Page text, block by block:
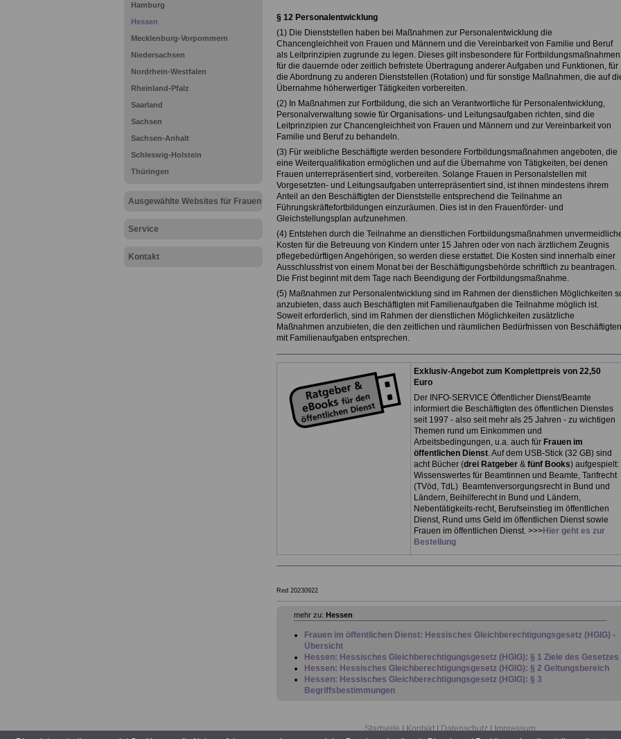
Hamburg
Hessen
Mecklenburg-Vorpommern
Niedersachsen
Nordrhein-Westfalen
Rheinland-Pfalz
Saarland
Sachsen
Sachsen-Anhalt
Schleswig-Holstein
Thüringen
Ausgewählte Websites für Frauen
Service
Kontakt
§ 12 Personalentwicklung
(1) Die Dienststellen haben bei Maßnahmen zur Personalentwicklung die
Chancengleichheit von Frauen und Männern und die Vereinbarkeit von Familie und Beruf
als Leitprinzipien zugrunde zu legen. Dieses gilt insbesondere für
für die dauernde oder zeitlich befristete Übertragung anderer Aufgaben und Funktionen, für
die Abordnung zu anderen Dienststellen (Rotation) und für sonstige Maßnahmen, die auf
Übernahme höherwertiger Tätigkeiten vorbereiten.
(2) In Maßnahmen zur Fortbildung, die sich an Verantwortliche für Personalentwicklung,
Personalverwaltung sowie für Organisations- und Leitungsaufgaben richten, sind die
Leitprinzipien zur Chancengleichheit von Frauen und Männern und zur Vereinbarkeit von
Familie und Beruf zu behandeln.
(3) Für weibliche Beschäftigte werden besondere Fortbildungsmaßnahmen angeboten, die
eine Weiterqualifikation ermöglichen und auf die Übernahme von Tätigkeiten, bei denen
Frauen unterrepräsentiert sind, vorbereiten. Solange Frauen in Personalstellen mit
Vorgesetzten- und Leitungsaufgaben unterrepräsentiert sind, ist ihnen mindestens ihrem
Anteil an den Beschäftigten der Dienststelle entsprechend die Teilnahme an
Führungskräftefortbildungen einzuräumen. Dies ist in den Frauenförder- und
Gleichstellungsplan aufzunehmen.
(4) Entstehen durch die Teilnahme an dienstlichen Fortbildungsmaßnahmen
Kosten für die Betreuung von Kindern unter 15 Jahren oder von nach ärztlichem Zeugnis
pflegebedürftigen Angehörigen, so werden diese erstattet. Die Kosten sind innerhalb einer
Ausschlussfrist von einem Monat bei der Beschäftigungsbehörde schriftlich zu beantragen.
Die Frist beginnt mit dem Tage nach Beendigung der Fortbildungsmaßnahme.
(5) Maßnahmen zur Personalentwicklung sind im Rahmen der dienstlichen Möglichkeiten
anzubieten, dass auch Beschäftigten mit Familienaufgaben die Teilnahme möglich ist.
Soweit erforderlich, sind im Rahmen der dienstlichen Möglichkeiten zusätzliche
Maßnahmen anzubieten, die den zeitlichen und räumlichen Bedürfnissen von Beschäftigten
mit Familienaufgaben entsprechen.
Exklusiv-Angebot zum Komplettpreis von 22,50
Euro
Der INFO-SERVICE Öffentlicher Dienst/Beamte
informiert die Beschäftigten des öffentlichen Dienstes
seit 1997 - also seit mehr als 25 Jahren - zu wichtigen
Themen rund um Einkommen und
Arbeitsbedingungen, u.a. auch für Frauen im
öffentlichen Dienst. Auf dem USB-Stick (32 GB) sind
acht Bücher (drei Ratgeber& fünf Books) aufgespielt:
Wissenswertes für Beamtinnen und Beamte, Tarifrecht
(TVöd, TdL) Beamtenversorgungsrecht in Bund und
Ländern, Beihilferecht in Bund und Ländern,
Nebentätigkeits-recht, Berufseinstieg im öffentlichen
Dienst, Rund ums Geld im öffentlichen Dienst sowie
Frauen im öffentlichen Dienst. >>>Hier geht es zur
Bestellung
Red 20230922
mehr zu: Hessen
Frauen im öffentlichen Dienst: Hessisches Gleichberechtigungsgesetz (HGlG) -
Übersicht
Hessen: Hessisches Gleichberechtigungsgesetz (HGlG): § 1 Ziele des Gesetzes
Hessen: Hessisches Gleichberechtigungsgesetz (HGlG): § 2 Geltungsbereich
Hessen: Hessisches Gleichberechtigungsgesetz (HGlG): § 3
Begriffsbestimmungen
Frauenförder- und Gleichstellungsplänen
Startseite | Kontakt | Datenschutz | Impressum